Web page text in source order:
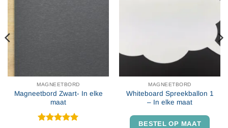
MAGNEETBORD
Magneetbord Zwart- In elke
maat
MAGNEETBORD
Whiteboard Spreekballon 1
– In elke maat
BESTEL OP MAAT